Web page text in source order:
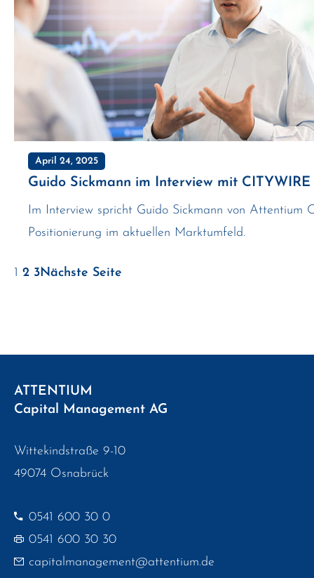
April 24, 2025
Guido Sickmann im Interview mit CITYWIRE
Im Interview spricht Guido Sickmann von Attentium
Positionierung im aktuellen Marktumfeld.
1 2 3Nächste Seite
ATTENTIUM
Capital Management AG
Wittekindstraße 9-10
49074 Osnabrück
0541 600 30 0
0541 600 30 30
capitalmanagement@attentium.de